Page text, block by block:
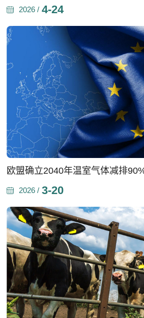
2026 / 4-24
欧盟确立2040年温室气体减排
2026 / 3-20